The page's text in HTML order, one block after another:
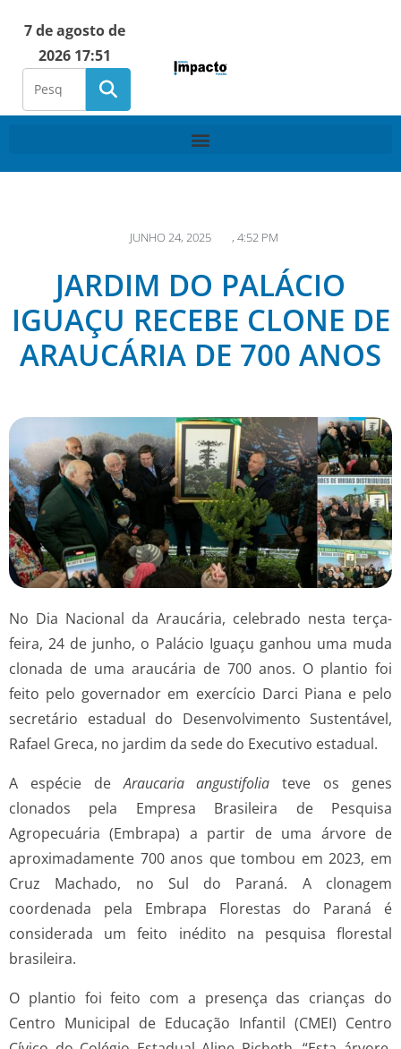
7 de agosto de
2026 17:51
JUNHO 24, 2025 , 4:52 PM
JARDIM DO PALÁCIO
IGUAÇU RECEBE CLONE DE
ARAUCÁRIA DE 700 ANOS
No Dia Nacional da Araucária, celebrado nesta terça-
feira, 24 de junho, o Palácio Iguaçu ganhou uma muda
clonada de uma araucária de 700 anos. O plantio foi
feito pelo governador em exercício Darci Piana e pelo
secretário estadual do Desenvolvimento Sustentável,
Rafael Greca, no jardim da sede do Executivo estadual.
A espécie deAraucaria angustifoliateve os genes
clonados pela Empresa Brasileira de Pesquisa
Agropecuária (Embrapa) a partir de uma árvore de
aproximadamente 700 anos que tombou em 2023, em
Cruz Machado, no Sul do Paraná. A clonagem
coordenada pela Embrapa Florestas do Paraná é
considerada um feito inédito na pesquisa florestal
brasileira.
O plantio foi feito com a presença das crianças do
Centro Municipal de Educação Infantil (CMEI) Centro